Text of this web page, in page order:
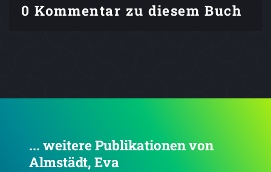
0 Kommentar zu diesem Buch
... weitere Publikationen von
Almstädt, Eva